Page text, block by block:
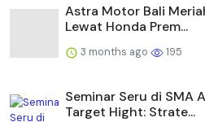
Astra Motor Bali
Lewat Honda Prem...
3 months ago 195
Seminar Seru di SMA
Target Hight: Strate...